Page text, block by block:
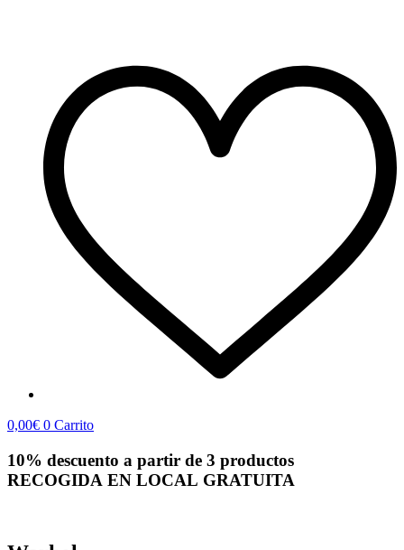
0,00€ 0 Carrito
10% descuento a partir de 3 productos
RECOGIDA EN LOCAL GRATUITA